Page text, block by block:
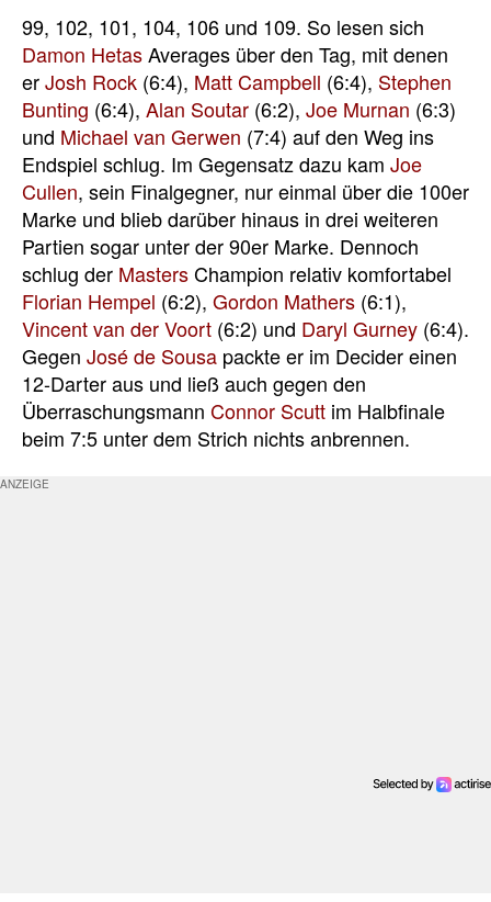
99, 102, 101, 104, 106 und 109. So lesen sich
Damon HetasAverages über den Tag, mit denen
erJosh Rock (6:4), Matt Campbell (6:4), Stephen
Bunting (6:4), Alan Soutar (6:2), Joe Murnan (6:3)
und Michael van Gerwen (7:4) auf den Weg ins
Endspiel schlug. Im Gegensatz dazu kam Joe
Cullen, sein Finalgegner, nur einmal über die 100er
Marke und blieb darüber hinaus in drei weiteren
Partien sogar unter der 90er Marke. Dennoch
schlug der MastersChampion relativ komfortabel
Florian Hempel (6:2), Gordon Mathers (6:1),
Vincent van der Voort (6:2) und Daryl Gurney (6:4).
Gegen José de Sousa packte er im Decider einen
12-Darter aus und ließ auch gegen den
Überraschungsmann Connor Scutt im Halbfinale
beim 7:5 unter dem Strich nichts anbrennen.